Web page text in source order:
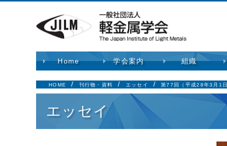
Home 学会案内 組織
HOME 刊行物・資料 エッセイ 第77回（平成28年3月1
エッセイ